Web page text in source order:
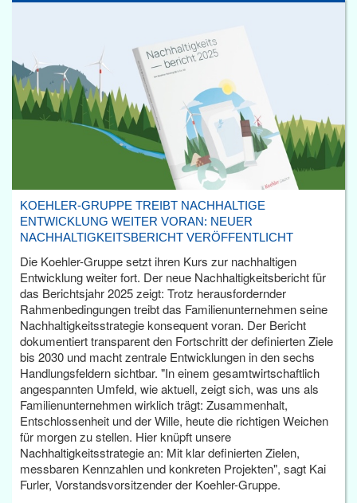
KOEHLER-GRUPPE TREIBT NACHHALTIGE
ENTWICKLUNG WEITER VORAN: NEUER
NACHHALTIGKEITSBERICHT VERÖFFENTLICHT
Die Koehler-Gruppe setzt ihren Kurs zur nachhaltigen
Entwicklung weiter fort. Der neue Nachhaltigkeitsbericht für
das Berichtsjahr 2025 zeigt: Trotz herausfordernder
Rahmenbedingungen treibt das Familienunternehmen seine
Nachhaltigkeitsstrategie konsequent voran. Der Bericht
dokumentiert transparent den Fortschritt der definierten Ziele
bis 2030 und macht zentrale Entwicklungen in den sechs
Handlungsfeldern sichtbar. "In einem gesamtwirtschaftlich
angespannten Umfeld, wie aktuell, zeigt sich, was uns als
Familienunternehmen wirklich trägt: Zusammenhalt,
Entschlossenheit und der Wille, heute die richtigen Weichen
für morgen zu stellen. Hier knüpft unsere
Nachhaltigkeitsstrategie an: Mit klar definierten Zielen,
messbaren Kennzahlen und konkreten Projekten", sagt Kai
Furler, Vorstandsvorsitzender der Koehler-Gruppe.